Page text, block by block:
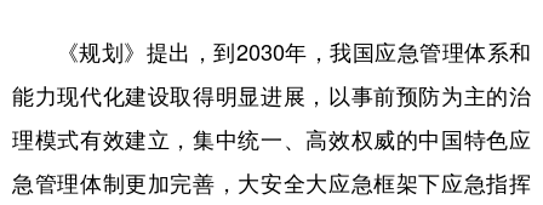
辽宁 吉林 上海 江苏
浙江 安徽 福建 江西
山东 河南 湖北 湖南
《规划》提出，到2030年，我国应急管理体系和
能力现代化建设取得明显进展，以事前预防为主的治
理模式有效建立，集中统一、高效权威的中国特色应
急管理体制更加完善，大安全大应急框架下应急指挥